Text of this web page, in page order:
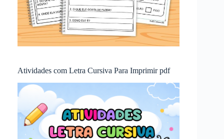
Atividades com Letra Cursiva Para Imprimir pdf